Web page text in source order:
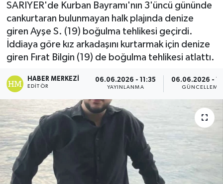
SARIYER'de Kurban Bayramı'nın 3'üncü gününde
cankurtaran bulunmayan halk plajında denize
giren Ayşe S. (19) boğulma tehlikesi geçirdi.
İddiaya göre kız arkadaşını kurtarmak için denize
giren Fırat Bilgin (19) de boğulma tehlikesi atlattı.
HABER MERKEZI
EDITÖR
06.06.2026 - 11:35
YAYINLANMA
06.06.2026 -
GÜNCELLEME
Diğer
Dünya
Eğitim
Ekonomi
Eleman
Emlak
Gündem
Tüm Manşetler
Son Dakika Haberleri
Haber Arşivi